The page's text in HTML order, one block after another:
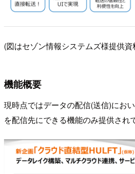
(図はセゾン情報システムズ様提供資
機能概要
現時点ではデータの配信(送信)にお
を配信先にできる機能のみ提供され